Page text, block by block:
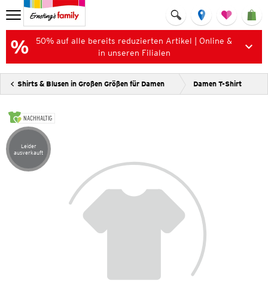
50% auf alle bereits reduzierten Artikel | Online &
in unseren Filialen
Shirts & Blusen in Großen Größen für Damen Damen T-Shirt
NACHHALTIG
Artikel leider ausverkauft
Leider
ausverkauft